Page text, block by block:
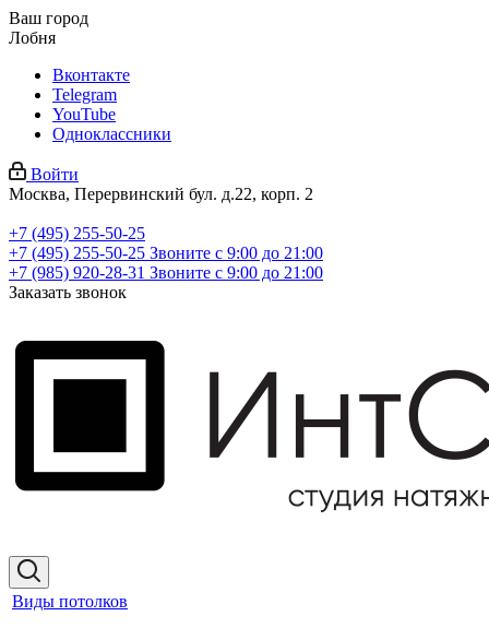
Ваш город
Лобня
Вконтакте
Telegram
YouTube
Одноклассники
Войти
Москва, Перервинский бул. д.22, корп. 2
+7 (495) 255-50-25
+7 (495) 255-50-25 Звоните с 9:00 до 21:00
+7 (985) 920-28-31 Звоните с 9:00 до 21:00
Заказать звонок
Виды потолков